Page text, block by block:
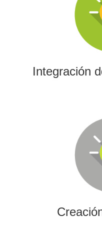
Integración
La IA permitirá a su
algoritmos y las
análisis de datos
Ofrecemos soluciones
para cualquier tipo de
promocionales, spots o